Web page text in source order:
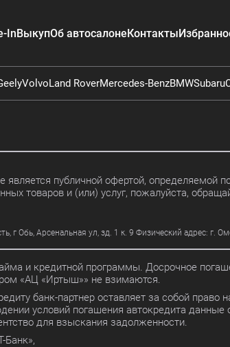
InВыкупОб автосалонеКонтакты
VolvoLand RoverMercedes-BenzBMWSubaru
публичной офертой, определяемой
товаров и (или) услуг, пожалуйста,
Арсенальная ул, зд. 1 к. 9 Физический адрес: г.
и кредитной программы. Досрочное
«АЦ «Иртыш»» не взимаются.
банк-партнер оставляет за собой право
условий погашения автокредита данные
для взыскания задолженности.
Банк»,